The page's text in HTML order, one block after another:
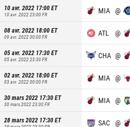
10 avr. 2022 17:00ET
10 avr. 2022 23:00FR MIA @
08 avr. 2022 18:00ET
09 avr. 2022 00:00FR ATL @
05 avr. 2022 17:30ET
05 avr. 2022 23:30FR CHA @
02 avr. 2022 18:00ET
03 avr. 2022 00:00FR MIA @
30 mars 2022 17:30ET
30 mars 2022 23:30FR MIA @
28 mars 2022 17:30ET SAC @